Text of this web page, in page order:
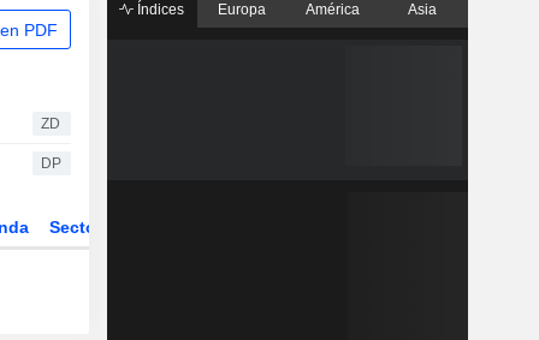
PDF
ZD
DP
Sector
Índices Europa América Asia